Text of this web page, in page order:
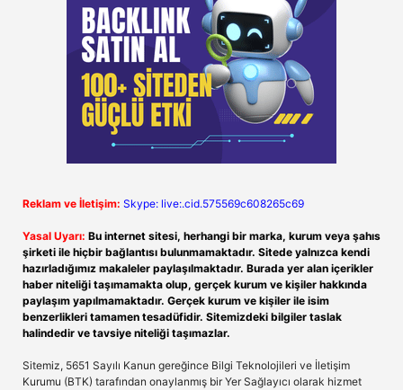
Reklam ve İletişim: Skype: live:.cid.575569c608265c69
Yasal Uyarı: Bu internet sitesi, herhangi bir marka, kurum veya şahıs
şirketi ile hiçbir bağlantısı bulunmamaktadır. Sitede yalnızca kendi
hazırladığımız makaleler paylaşılmaktadır. Burada yer alan içerikler
haber niteliği taşımamakta olup, gerçek kurum ve kişiler hakkında
paylaşım yapılmamaktadır. Gerçek kurum ve kişiler ile isim
benzerlikleri tamamen tesadüfidir. Sitemizdeki bilgiler taslak
halindedir ve tavsiye niteliği taşımazlar.
Sitemiz, 5651 Sayılı Kanun gereğince Bilgi Teknolojileri ve İletişim
Kurumu (BTK) tarafından onaylanmış bir Yer Sağlayıcı olarak hizmet